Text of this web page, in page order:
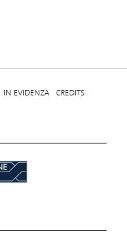
IN EVIDENZA CREDITS